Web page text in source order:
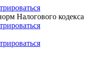
Налогового кодекса